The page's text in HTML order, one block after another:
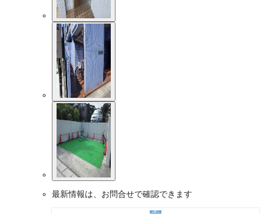
最新情報は、お問合せで確認できます
物件の詳細